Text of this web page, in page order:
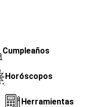
Cumpleaños
Horóscopos
Herramientas